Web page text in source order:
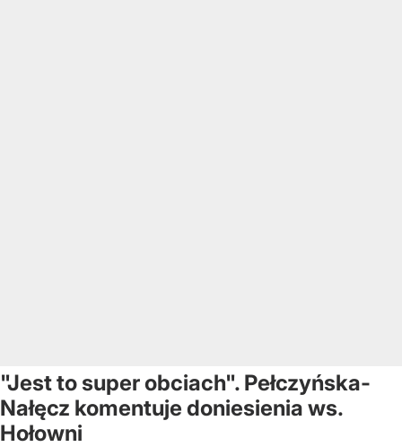
"Jest to super obciach". Pełczyńska-
Nałęcz komentuje doniesienia ws.
Hołowni